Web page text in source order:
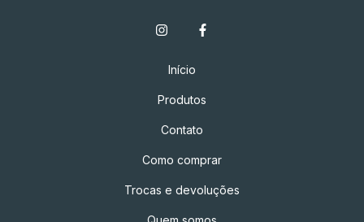
Início
Produtos
Contato
Como comprar
Trocas e devoluções